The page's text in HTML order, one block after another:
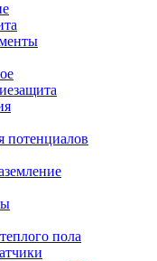
потенциалов
пола